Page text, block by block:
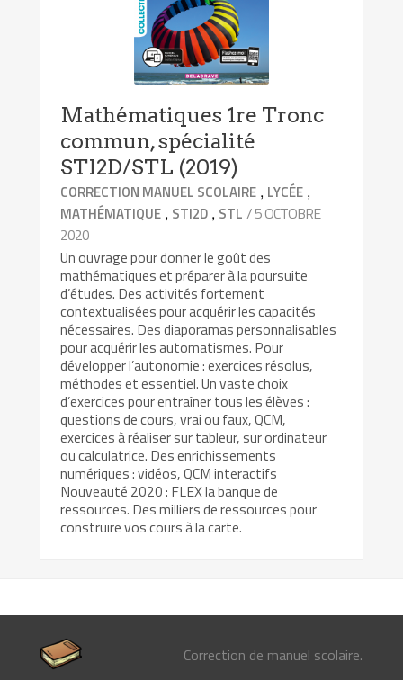
Mathématiques 1re Tronc
commun, spécialité
STI2D/STL (2019)
CORRECTION MANUEL SCOLAIRE , LYCÉE ,
MATHÉMATIQUE , STI2D , STL / 5 OCTOBRE
2020
Un ouvrage pour donner le goût des
mathématiques et préparer à la poursuite
d’études. Des activités fortement
contextualisées pour acquérir les capacités
nécessaires. Des diaporamas personnalisables
pour acquérir les automatismes. Pour
développer l’autonomie : exercices résolus,
méthodes et essentiel. Un vaste choix
d’exercices pour entraîner tous les élèves :
questions de cours, vrai ou faux, QCM,
exercices à réaliser sur tableur, sur ordinateur
ou calculatrice. Des enrichissements
numériques : vidéos, QCM interactifs
Nouveauté 2020 : FLEX la banque de
ressources. Des milliers de ressources pour
construire vos cours à la carte.
Correction de manuel scolaire.